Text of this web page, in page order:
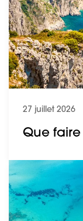
27 juillet 2026
Que